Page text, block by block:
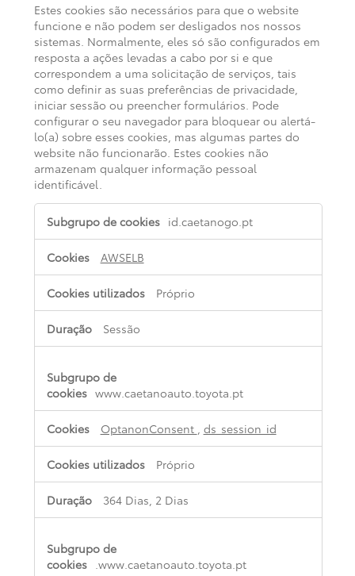
Estes cookies são necessários para que o website
funcione e não podem ser desligados nos nossos
sistemas. Normalmente, eles só são configurados em
resposta a ações levadas a cabo por si e que
correspondem a uma solicitação de serviços, tais
como definir as suas preferências de privacidade,
iniciar sessão ou preencher formulários. Pode
configurar o seu navegador para bloquear ou alertá-
lo(a) sobre esses cookies, mas algumas partes do
website não funcionarão. Estes cookies não
armazenam qualquer informação pessoal
identificável.
Cookies
estritamente
necessários
id.caetanogo.pt
AWSELB
Próprio
Sessão
www.caetanoauto.toyota.pt
OptanonConsent , ds_session_id
Próprio
364 Dias, 2 Dias
.www.caetanoauto.toyota.pt